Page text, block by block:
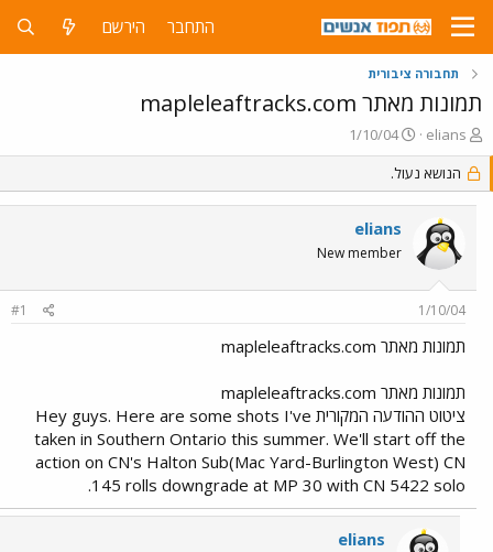
התחבר הירשם
תחבורה ציבורית
תמונות מאתר mapleleaftracks.com
פ
ו
ת
ח
א
elians
פ
ו
ר
ס
ב
ת
ר
1/10/04
הנושא נעול.
elians
New member
1/10/04
#1
תמונות מאתר mapleleaftracks.com
תמונות מאתר mapleleaftracks.com
ציטוט ההודעה המקורית Hey guys. Here are some shots I've
taken in Southern Ontario this summer. We'll start off the
action on CN's Halton Sub(Mac Yard-Burlington West) CN
145 rolls downgrade at MP 30 with CN 5422 solo.
elians